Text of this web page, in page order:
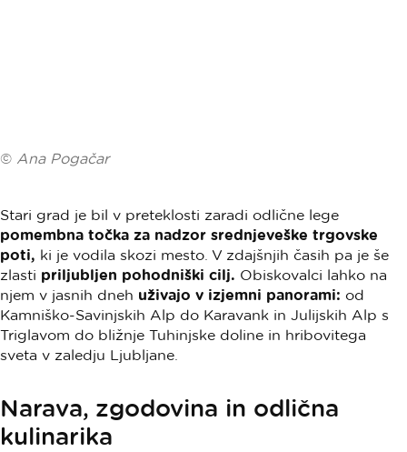
© Ana Pogačar
Stari grad je bil v preteklosti zaradi odlične lege
pomembna točka za nadzor srednjeveške trgovske
poti, ki je vodila skozi mesto. V zdajšnjih časih pa je še
zlasti priljubljen pohodniški cilj. Obiskovalci lahko na
njem v jasnih dneh uživajo v izjemni panorami: od
Kamniško-Savinjskih Alp do Karavank in Julijskih Alp s
Triglavom do bližnje Tuhinjske doline in hribovitega
sveta v zaledju Ljubljane.
Narava, zgodovina in odlična
kulinarika